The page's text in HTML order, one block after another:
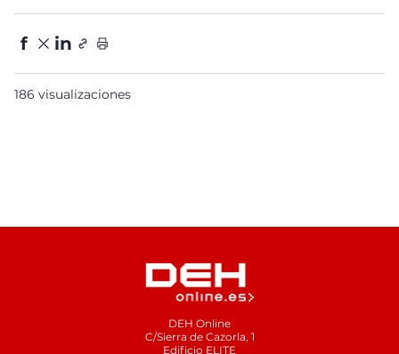
f in
186 visualizaciones
DEH Online
C/Sierra de Cazorla, 1
Edificio ELITE